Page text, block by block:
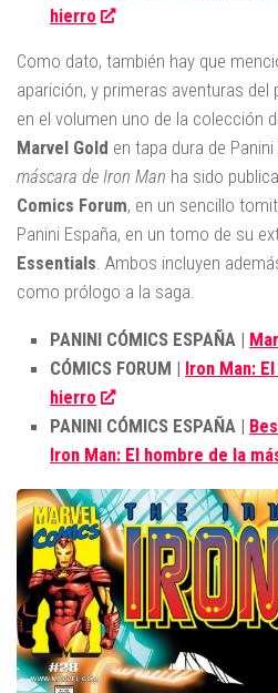
hierro
Como dato, también hay que
aparición, y primeras aventuras
en el volumen uno de la colección
Marvel Gold en tapa dura de
máscara de Iron Man ha sido
Comics Forum, en un sencillo
Panini España, en un tomo de su
Essentials. Ambos incluyen
como prólogo a la saga.
PANINI CÓMICS ESPAÑA |
CÓMICS FORUM | Iron Man:
hierro
PANINI CÓMICS ESPAÑA |
Iron Man: El hombre de la